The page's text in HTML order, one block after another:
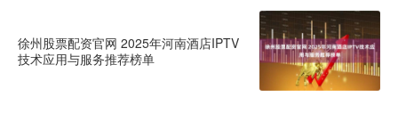
徐州股票配资官网 2025年河南酒店IPTV
技术应用与服务推荐榜单